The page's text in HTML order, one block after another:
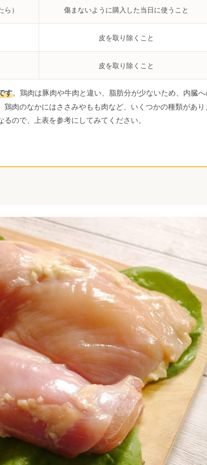
） 傷まないように購入した当日に使うこと
皮を取り除くこと
皮を取り除くこと
す。鶏肉は豚肉や牛肉と違い、脂肪分が少ないため、内臓
肉のなかにはささみやもも肉など、いくつかの種類があり
ので、上表を参考にしてみてください。